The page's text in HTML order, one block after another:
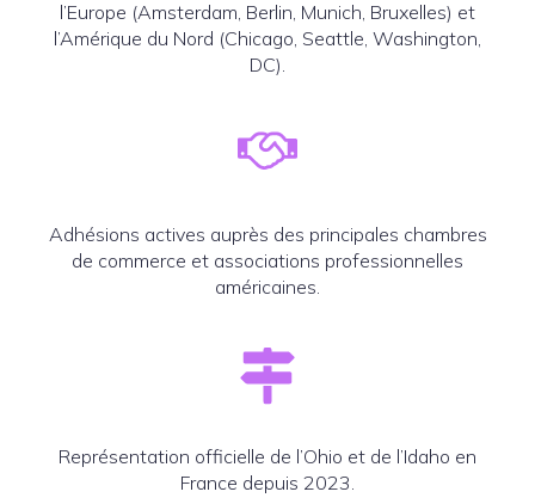
l’Europe (Amsterdam, Berlin, Munich, Bruxelles) et
l’Amérique du Nord (Chicago, Seattle, Washington,
DC).
Adhésions actives auprès des principales chambres
de commerce et associations professionnelles
américaines.
Représentation officielle de l’Ohio et de l’Idaho en
France depuis 2023.